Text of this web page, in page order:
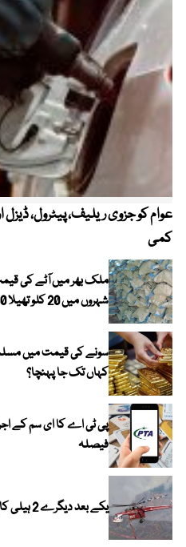
عوام کو جزوی ریلیف، پیٹرول،
کمی
ملک بھر میں آٹے کی
شہروں میں 20 کلو تھیلا 100 روپے تک مہنگا
سونے کی قیمت میں
کہاں تک جا پہنچا؟
پی ٹی اے کا ای سم کے
فیصلہ
یکے بعد دیگرے 2 ہیلی کاپٹر گر کر تباہ؛ متعدد ہلاکتیں